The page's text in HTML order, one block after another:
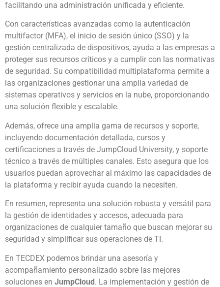
facilitando una administración unificada y eficiente.
Con características avanzadas como la autenticación
multifactor (MFA), el inicio de sesión único (SSO) y la
gestión centralizada de dispositivos, ayuda a las empresas a
proteger sus recursos críticos y a cumplir con las normativas
de seguridad. Su compatibilidad multiplataforma permite a
las organizaciones gestionar una amplia variedad de
sistemas operativos y servicios en la nube, proporcionando
una solución flexible y escalable.
Además, ofrece una amplia gama de recursos y soporte,
incluyendo documentación detallada, cursos y
certificaciones a través de JumpCloud University, y soporte
técnico a través de múltiples canales. Esto asegura que los
usuarios puedan aprovechar al máximo las capacidades de
la plataforma y recibir ayuda cuando la necesiten.
En resumen, representa una solución robusta y versátil para
la gestión de identidades y accesos, adecuada para
organizaciones de cualquier tamaño que buscan mejorar su
seguridad y simplificar sus operaciones de TI.
En TECDEX podemos brindar una asesoría y
acompañamiento personalizado sobre las mejores
soluciones en JumpCloud. La implementación y gestión de